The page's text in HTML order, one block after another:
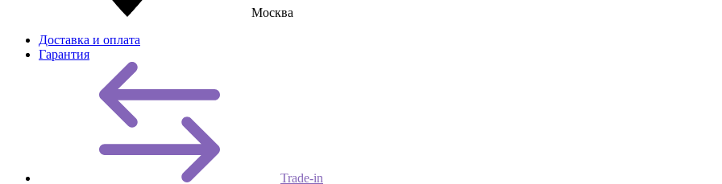
Москва
Доставка и оплата
Гарантия
Trade-in